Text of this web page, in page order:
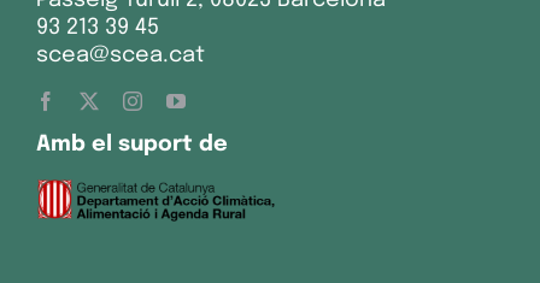
93 213 39 45
scea@scea.cat
Amb el suport de